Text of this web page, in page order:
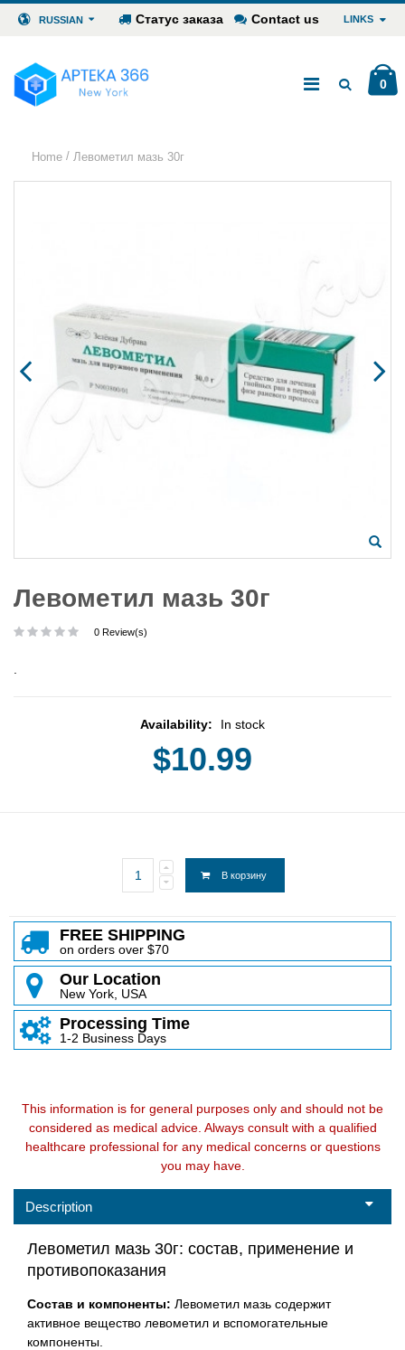
RUSSIAN Статус заказа Contact us LINKS
0
Home / Левометил мазь 30г
Левометил мазь 30г
0 Review(s)
Availability: In stock
$10.99
В корзину
FREE SHIPPING
on orders over $70
Our Location
New York, USA
Processing Time
1-2 Business Days
This information is for general purposes only and should not be
considered as medical advice. Always consult with a qualified
healthcare professional for any medical concerns or questions
you may have.
Description
Левометил мазь 30г: состав, применение и
противопоказания
Состав и компоненты: Левометил мазь содержит
активное вещество левометил и вспомогательные
компоненты.